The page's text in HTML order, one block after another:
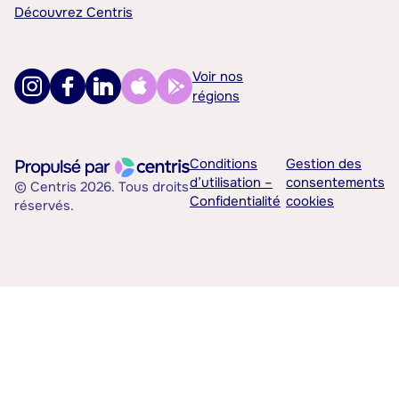
Découvrez Centris
Voir nos
régions
© Centris 2026. Tous droits
réservés.
Conditions
d’utilisation –
Confidentialité
Gestion des
consentements
cookies